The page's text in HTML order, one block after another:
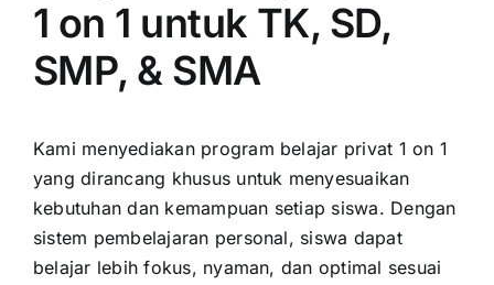
1 on 1 untuk TK, SD,
SMP, & SMA
Kami menyediakan program belajar privat 1 on 1
yang dirancang khusus untuk menyesuaikan
kebutuhan dan kemampuan setiap siswa. Dengan
sistem pembelajaran personal, siswa dapat
belajar lebih fokus, nyaman, dan optimal sesuai